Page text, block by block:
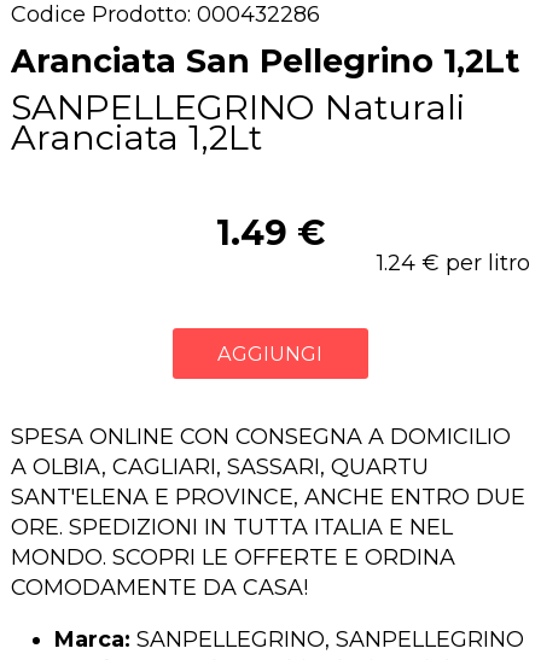
Codice Prodotto: 000432286
Aranciata San Pellegrino 1,2Lt
SANPELLEGRINO Naturali
Aranciata 1,2Lt
1.49 €
1.24 € per litro
AGGIUNGI
SPESA ONLINE CON CONSEGNA A DOMICILIO
A OLBIA, CAGLIARI, SASSARI, QUARTU
SANT'ELENA E PROVINCE, ANCHE ENTRO DUE
ORE. SPEDIZIONI IN TUTTA ITALIA E NEL
MONDO. SCOPRI LE OFFERTE E ORDINA
COMODAMENTE DA CASA!
Marca: SANPELLEGRINO, SANPELLEGRINO